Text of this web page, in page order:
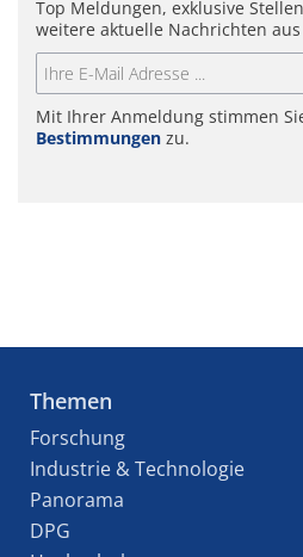
Top Meldungen, exklusive
weitere aktuelle Nachrichten aus
Mit Ihrer Anmeldung stimmen
Bestimmungen zu.
Themen
Forschung
Industrie & Technologie
Panorama
DPG